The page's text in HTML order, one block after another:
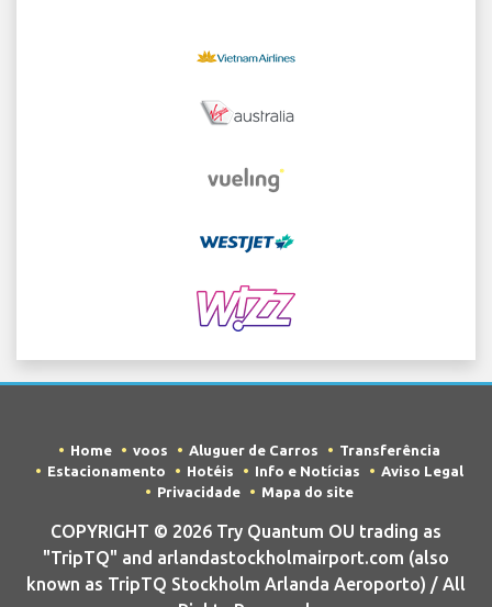
Home voos Aluguer de Carros
Transferência
Estacionamento
Hotéis Info e Notícias
Aviso Legal
Privacidade
Mapa do site
COPYRIGHT © 2026 Try Quantum OU trading as
"TripTQ" and arlandastockholmairport.com (also
known as TripTQ Stockholm Arlanda Aeroporto) / All